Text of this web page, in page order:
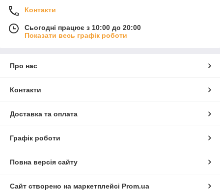
Контакти
Сьогодні працює з 10:00 до 20:00
Показати весь графік роботи
Про нас
Контакти
Доставка та оплата
Графік роботи
Повна версія сайту
Сайт створено на маркетплейсі Prom.ua